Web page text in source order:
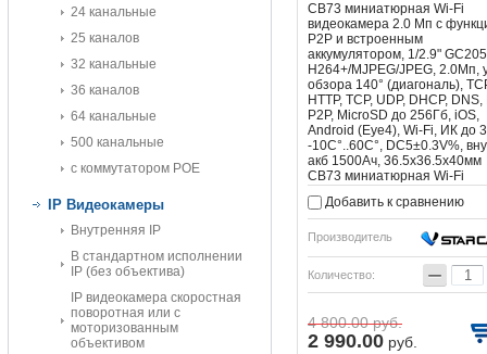
24 канальные
25 каналов
32 канальные
36 каналов
64 канальные
500 канальные
с коммутатором POE
IP Видеокамеры
Внутренняя IP
В стандартном исполнении
IP (без объектива)
IP видеокамера скоростная
поворотная или с
моторизованным
объективом
CB73 миниатюрная Wi-Fi
видеокамера 2.0 Мп с
P2P и встроенным
аккумулятором, 1/2.9"
H264+/MJPEG/JPEG, 2.0Мп,
обзора 140° (диагональ),
HTTP, TCP, UDP, DHCP, DNS,
P2P, MicroSD до 256Гб, iOS,
Android (Eye4), Wi-Fi, ИК до
-10C°..60C°, DC5±0.3V%,
акб 1500Ач, 36.5х36.5х40мм
CB73 миниатюрная Wi-Fi
P2P и встроенным
аккумулятором, 1/2.9"
H264+/MJPEG/JPEG, 2.0Мп,
HTTP, TCP, UDP, DHCP, DNS,
P2P, MicroSD до 256Гб, iOS,
Android (Eye4), Wi-Fi, ИК до
акб 1500Ач, 36.5х36.5х40мм.
Добавить к сравнению
Производитель
Количество: −
4 800.00руб.
2 990.00 руб.